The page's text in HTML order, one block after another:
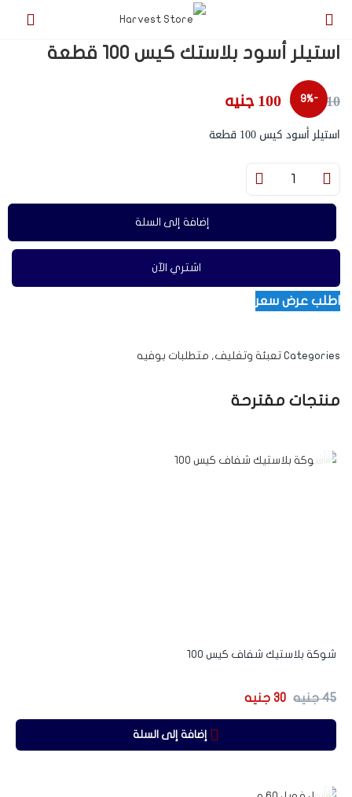
استيلر أسود بلاستك كيس 100 قطعة
-9% 110 جنيه 100 جنيه
استيلر أسود كيس 100 قطعة
إضافة إلى السلة
اشتري الآن
اطلب عرض سعر
Categories تعبئة وتغليف, متطلبات بوفيه
منتجات مقترحة
شوكة بلاستيك شفاف كيس ١٠٠
45 جنيه 30 جنيه
إضافة إلى السلة